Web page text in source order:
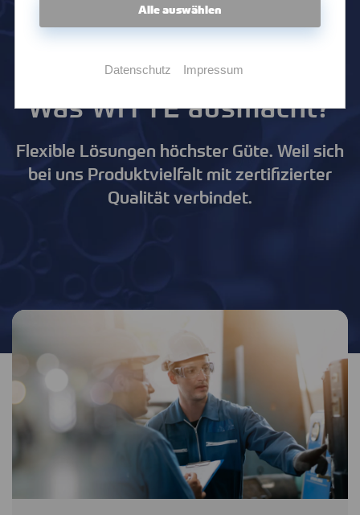
Was WITTE ausmacht?
Flexible Lösungen höchster Güte. Weil sich
bei uns Produktvielfalt mit zertifizierter
Qualität verbindet.
Alle auswählen
Datenschutz Impressum